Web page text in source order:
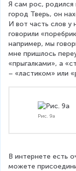
Я сам рос, родился
город Тверь, он
И вот часть слов у
говорили
например, мы
мне пришлось
«прыгалками», а
– «ластиком» или
Рис. 9а
В интернете есть
можете